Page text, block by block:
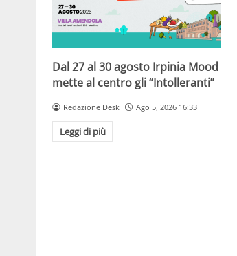
Dal 27 al 30 agosto Irpinia Mood
mette al centro gli “Intolleranti”
Redazione Desk Ago 5, 2026 16:33
Leggi di più